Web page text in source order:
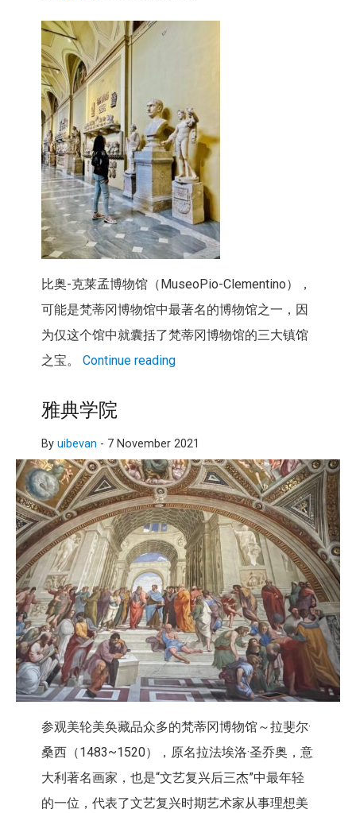
比奥-克莱孟博物馆（MuseoPio-Clementino）
，
可能是梵蒂冈博物馆中最著名的博物馆之一， 因
为仅这个馆中就囊括了梵蒂冈博物馆的三大镇馆
之宝。 Continue reading
雅典学院
By uibevan - 7 November 2021
参观美轮美奂藏品众多的梵蒂冈博物馆～拉斐尔·
桑西（1483~1520），原名拉法埃洛·圣乔奥，意
大利著名画家，也是“文艺复兴后三杰”中最年轻
的一位， 代表了文艺复兴时期艺术家从事理想美